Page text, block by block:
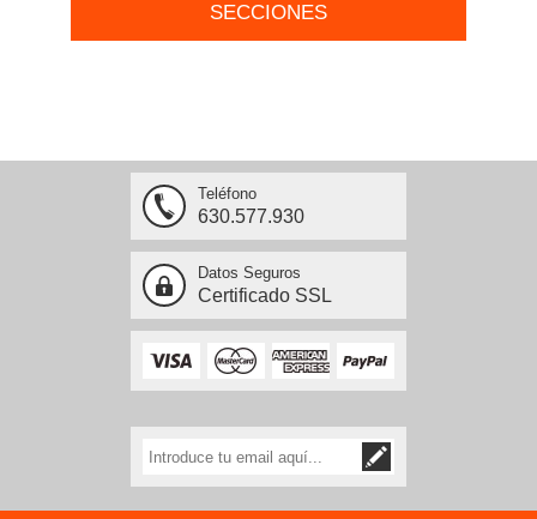
SECCIONES
Teléfono
630.577.930
Datos Seguros
Certificado SSL